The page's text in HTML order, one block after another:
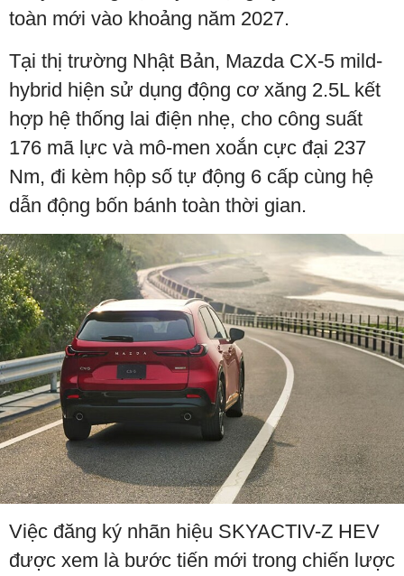
toàn mới vào khoảng năm 2027.
Tại thị trường Nhật Bản, Mazda CX-5 mild-
hybrid hiện sử dụng động cơ xăng 2.5L kết
hợp hệ thống lai điện nhẹ, cho công suất
176 mã lực và mô-men xoắn cực đại 237
Nm, đi kèm hộp số tự động 6 cấp cùng hệ
dẫn động bốn bánh toàn thời gian.
Việc đăng ký nhãn hiệu SKYACTIV-Z HEV
được xem là bước tiến mới trong chiến lược